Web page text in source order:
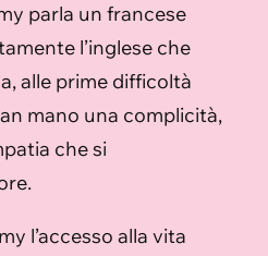
parla un francese
l’inglese che
alle prime difficoltà
mano una complicità,
che si
l’accesso alla vita